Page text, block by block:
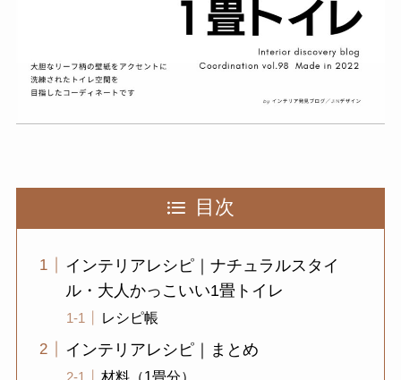
目次
インテリアレシピ｜ナチュラルスタイ
ル・大人かっこいい1畳トイレ
レシピ帳
インテリアレシピ｜まとめ
材料（1畳分）